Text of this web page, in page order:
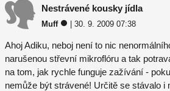
Nestrávené kousky jídla
Muff | 30. 9. 2009 07:38
Ahoj Adiku, neboj není to nic
narušenou střevní mikroflóru a tak
na tom, jak rychle funguje zažívání -
nemůže být strávené! Určitě se stávalo